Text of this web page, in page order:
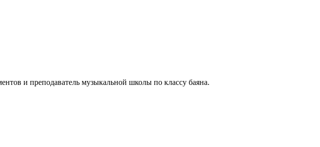
и преподаватель музыкальной школы по классу баяна.